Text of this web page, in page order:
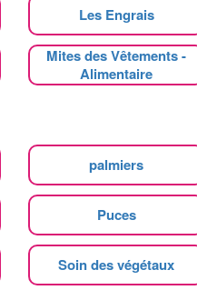
Les Engrais
Mites des Vêtements -
Alimentaire
palmiers
Puces
Soin des végétaux